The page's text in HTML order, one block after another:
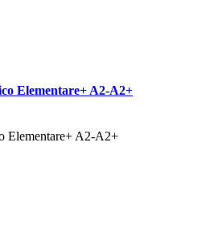
Elementare+ A2-A2+
Elementare+ A2-A2+